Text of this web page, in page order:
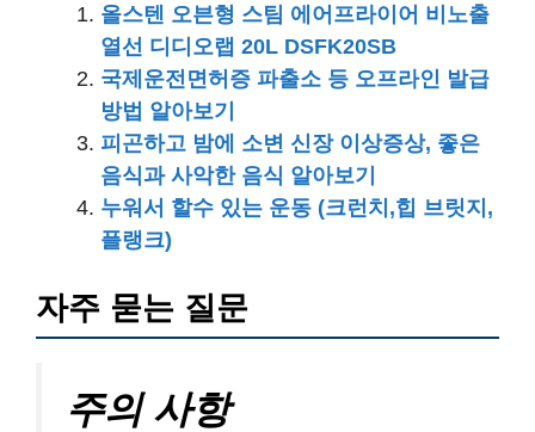
올스텐 오븐형 스팀 에어프라이어 비노출
열선 디디오랩 20L DSFK20SB
국제운전면허증 파출소 등 오프라인 발급
방법 알아보기
피곤하고 밤에 소변 신장 이상증상, 좋은
음식과 사악한 음식 알아보기
누워서 할수 있는 운동 (크런치,힙 브릿지,
플랭크)
자주 묻는 질문
주의 사항